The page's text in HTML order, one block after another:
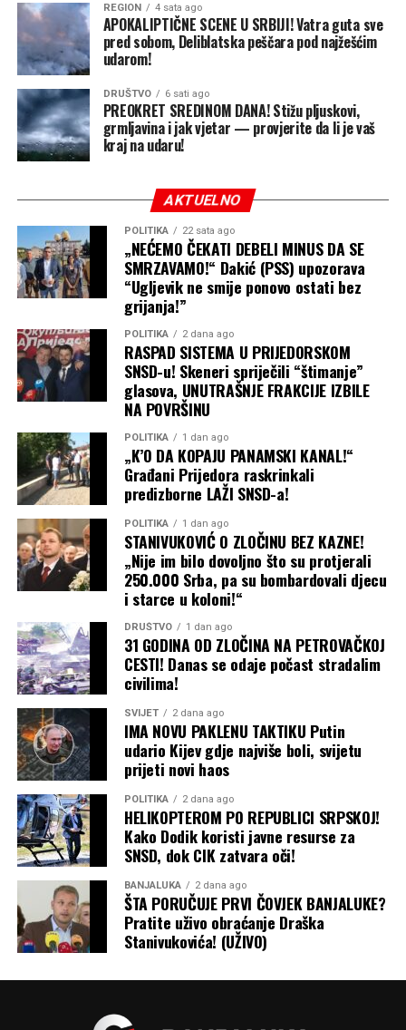
REGION 4 sata ago
APOKALIPTIČNE SCENE U SRBIJI! Vatra guta sve
pred sobom, Deliblatska peščara pod najžešćim
udarom!
DRUŠTVO 6 sati ago
PREOKRET SREDINOM DANA! Stižu pljuskovi,
grmljavina i jak vjetar — provjerite da li je vaš
kraj na udaru!
AKTUELNO
POLITIKA 22 sata ago
„NEĆEMO ČEKATI DEBELI MINUS DA SE
SMRZAVAMO!“ Dakić (PSS) upozorava
“Ugljevik ne smije ponovo ostati bez
grijanja!”
POLITIKA 2 dana ago
RASPAD SISTEMA U PRIJEDORSKOM
SNSD-u! Skeneri spriječili “štimanje”
glasova, UNUTRAŠNJE FRAKCIJE IZBILE
NA POVRŠINU
POLITIKA 1 dan ago
„K’O DA KOPAJU PANAMSKI KANAL!“
Građani Prijedora raskrinkali
predizborne LAŽI SNSD-a!
POLITIKA 1 dan ago
STANIVUKOVIĆ O ZLOČINU BEZ KAZNE!
„Nije im bilo dovoljno što su protjerali
250.000 Srba, pa su bombardovali djecu
i starce u koloni!“
DRUŠTVO 1 dan ago
31 GODINA OD ZLOČINA NA PETROVAČKOJ
CESTI! Danas se odaje počast stradalim
civilima!
SVIJET 2 dana ago
IMA NOVU PAKLENU TAKTIKU Putin
udario Kijev gdje najviše boli, svijetu
prijeti novi haos
POLITIKA 2 dana ago
HELIKOPTEROM PO REPUBLICI SRPSKOJ!
Kako Dodik koristi javne resurse za
SNSD, dok CIK zatvara oči!
BANJALUKA 2 dana ago
ŠTA PORUČUJE PRVI ČOVJEK BANJALUKE?
Pratite uživo obraćanje Draška
Stanivukovića! (UŽIVO)